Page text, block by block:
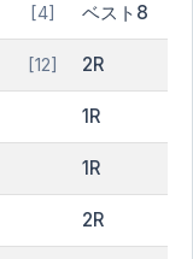
[4] ベスト8
[12] 2R
1R
1R
2R